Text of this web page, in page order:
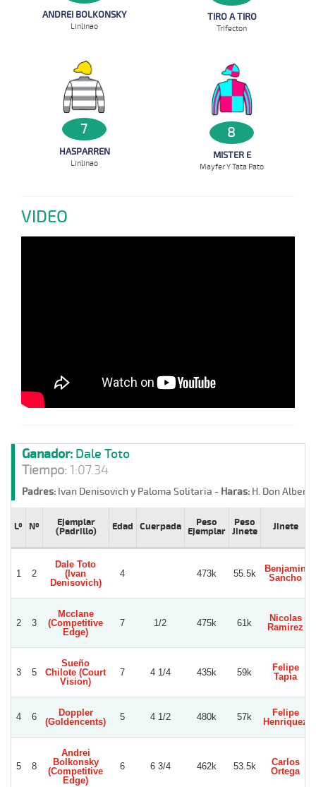
ANDREI BOLKONSKY
Linlinao
TIRO A TIRO
Trifecton
7
HASPARREN
Linlinao
8
MISTER E
Mayfer Y Tata Pato
VIDEO
Ganador: Dale Toto
Tiempo:1:07.34
Padres: Ivan Denisovich y Paloma Solitaria - Haras: H. Don
Lº Nº
Ejemplar
(Padrillo)
Edad Cuerpada
Peso
Ejemplar
Peso
Jinete
Jinete
1 2
Dale Toto
(Ivan
Denisovich)
4 473k 55.5k
Benjamin
Sancho
2 3
Mcclane
(Competitive
Edge)
7 1/2 475k 61k
Nicolas
Ramirez
3 5
Sueño
Chilote (Court
Vision)
7 4 1/4 435k 59k
Felipe
Tapia
4 6
Doppler
(Goldencents)
5 4 1/2 480k 57k
Felipe
Henriquez
5 8
Andrei
Bolkonsky
(Competitive
Edge)
6 6 3/4 462k 53.5k
Carlos
Ortega